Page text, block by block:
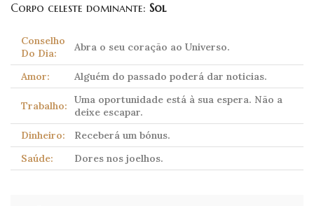
Corpo celeste dominante: Sol
Conselho
Do Dia:
Abra o seu coração ao Universo.
Amor: Alguém do passado poderá dar noticias.
Trabalho:
Uma oportunidade está à sua espera. Não a
deixe escapar.
Dinheiro:
Receberá um bónus.
Saúde:
Dores nos joelhos.